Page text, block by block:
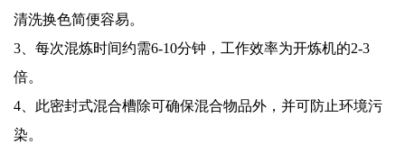
清洗换色简便容易。
3、每次混炼时间约需6-10分钟，工作效率为开炼机的2-3
倍。
4、此密封式混合槽除可确保混合物品外，并可防止环境污
染。